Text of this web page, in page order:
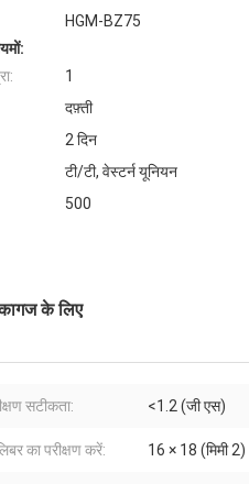
HGM-BZ75
1
दफ़्ती
2 दिन
टी/टी, वेस्टर्न यूनियन
500
के लिए
सटीकता: <1.2 (जी एस)
का परीक्षण करें: 16 × 18 (मिमी 2)